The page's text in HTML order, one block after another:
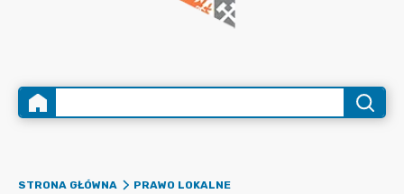
STRONA GŁÓWNA
PRAWO LOKALNE